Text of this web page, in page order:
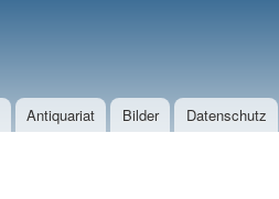
Antiquariat Bilder Datenschutz